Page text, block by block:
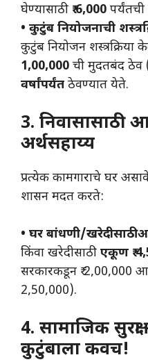
घेण्यासाठी ₹ 6,000
• कुटुंब नियोजनाची
कुटुंब नियोजन शस्त्रक्रिया
1,00,000 ची मुदतबंद
वर्षांपर्यंत ठेवण्यात येते.
3. निवासासाठी
अर्थसहाय्य
प्रत्येक कामगाराचे घर
शासन मदत करते:
• घर बांधणी/खरेदीसाठी
किंवा खरेदीसाठी एकूण ₹
सरकारकडून ₹ 2,00,000
2,50,000).
4. सामाजिक
कुटुंबाला कवच!